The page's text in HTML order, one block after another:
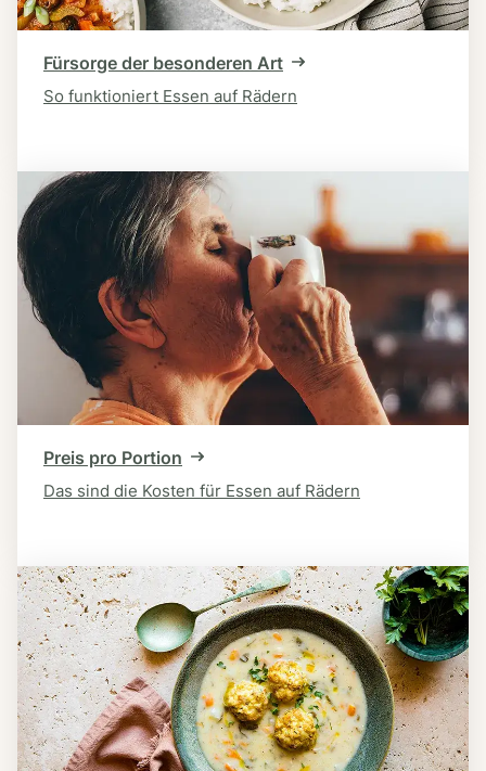
Fürsorge der besonderen Art
So funktioniert Essen auf Rädern
Preis pro Portion
Das sind die Kosten für Essen auf Rädern